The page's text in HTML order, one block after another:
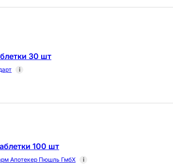
30 шт
i
100 шт
Апотекер Пюшль ГмбХ
i